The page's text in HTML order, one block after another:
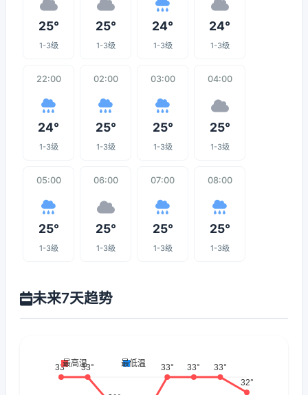
25°
1-3级
25°
1-3级
24°
1-3级
24°
1-3级
22:00
24°
1-3级
02:00
25°
1-3级
03:00
25°
1-3级
04:00
25°
1-3级
05:00
25°
1-3级
06:00
25°
1-3级
07:00
25°
1-3级
08:00
25°
1-3级
未来7天趋势